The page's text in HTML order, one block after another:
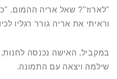
"לארוז"? שאל אריה ההמום.
וראיתי את אריה גורר רגליו
במקביל, האישה נכנסה
שילמה ויצאה עם התמונה.